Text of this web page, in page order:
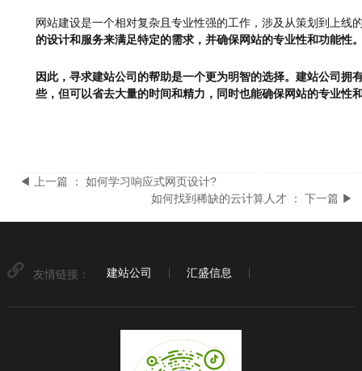
网站建设是一个相对复杂且专业性强的工作，涉及从策划到上线
的设计和服务来满足特定的需求，并确保网站的专业性和功能性
因此，寻求建站公司的帮助是一个更为明智的选择。建站公司拥
些，但可以省去大量的时间和精力，同时也能确保网站的专业性
◀ 上一篇 ： 如何学习响应式网页设计?
如何找到稀缺的云计算人才 ： 下一篇 ▶
友情链接： 建站公司 汇盛信息